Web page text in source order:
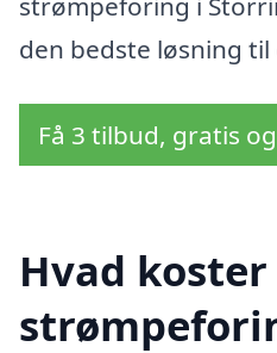
den bedste løsning
Få 3 tilbud, gratis
Hvad koster